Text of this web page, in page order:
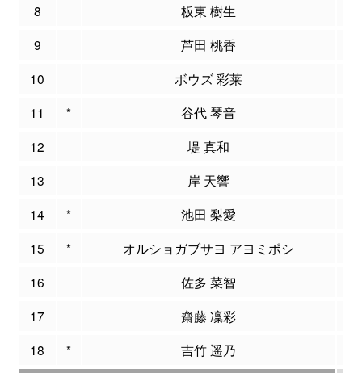
8
板東 樹生
9
芦田 桃香
10
ボウズ 彩莱
11
* 谷代 琴音
12
堤 真和
13
岸 天響
14
* 池田 梨愛
15
* オルショガブサヨ アヨミポシ
16
佐多 菜智
17
齋藤 凜彩
18
* 吉竹 遥乃